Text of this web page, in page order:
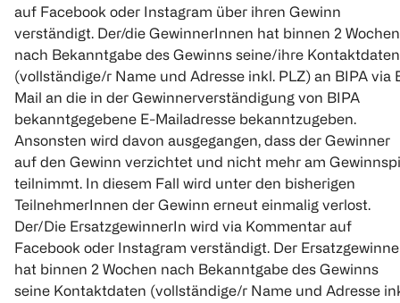
auf Facebook oder Instagram über ihren Gewinn
verständigt. Der/die GewinnerInnen hat binnen 2 Wochen
nach Bekanntgabe des Gewinns seine/ihre Kontaktdaten
(vollständige/r Name und Adresse inkl. PLZ) an BIPA via
Mail an die in der Gewinnerverständigung von BIPA
bekanntgegebene E-Mailadresse bekanntzugeben.
Ansonsten wird davon ausgegangen, dass der Gewinner
auf den Gewinn verzichtet und nicht mehr am
teilnimmt. In diesem Fall wird unter den bisherigen
TeilnehmerInnen der Gewinn erneut einmalig verlost.
Der/Die ErsatzgewinnerIn wird via Kommentar auf
Facebook oder Instagram verständigt. Der
hat binnen 2 Wochen nach Bekanntgabe des Gewinns
seine Kontaktdaten (vollständige/r Name und Adresse